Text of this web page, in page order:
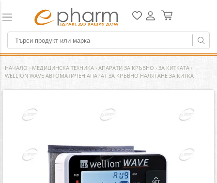
НАЧАЛО › МЕДИЦИНСКА ТЕХНИКА › АПАРАТИ ЗА КРЪВНО › ЗА КИТКАТА ›
WELLION WAVE АВТОМАТИЧЕН АПАРАТ ЗА КРЪВНО НАЛЯГАНЕ ЗА КИТКА